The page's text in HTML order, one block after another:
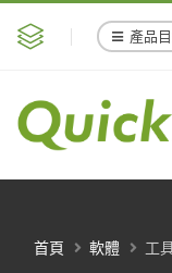
產品
首頁 軟體 工